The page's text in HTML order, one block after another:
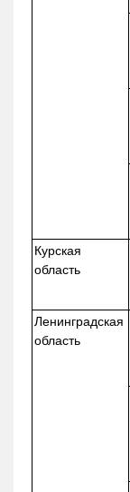
Курская
область
Ленинградская
область